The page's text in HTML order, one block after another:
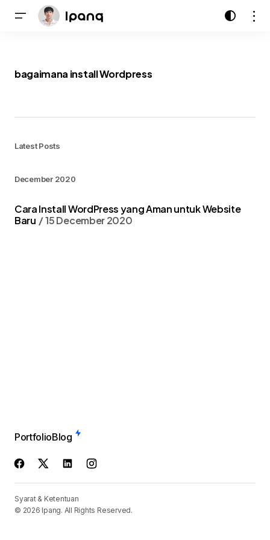
bagaimana install Wordpress
Latest Posts
December 2020
Cara Install WordPress yang Aman untuk Website
Baru
15 December 2020
PortfolioBlog
Syarat & Ketentuan
© 2026 Ipang. All Rights Reserved.